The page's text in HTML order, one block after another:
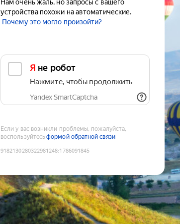
Нам очень жаль, но запросы с вашего
устройства похожи на автоматические.
Почему это могло произойти?
Я не робот
Нажмите, чтобы продолжить
Yandex SmartCaptcha
Если у вас возникли проблемы, пожалуйста,
воспользуйтесьформой обратной связи
9182130280322981248:1786091845